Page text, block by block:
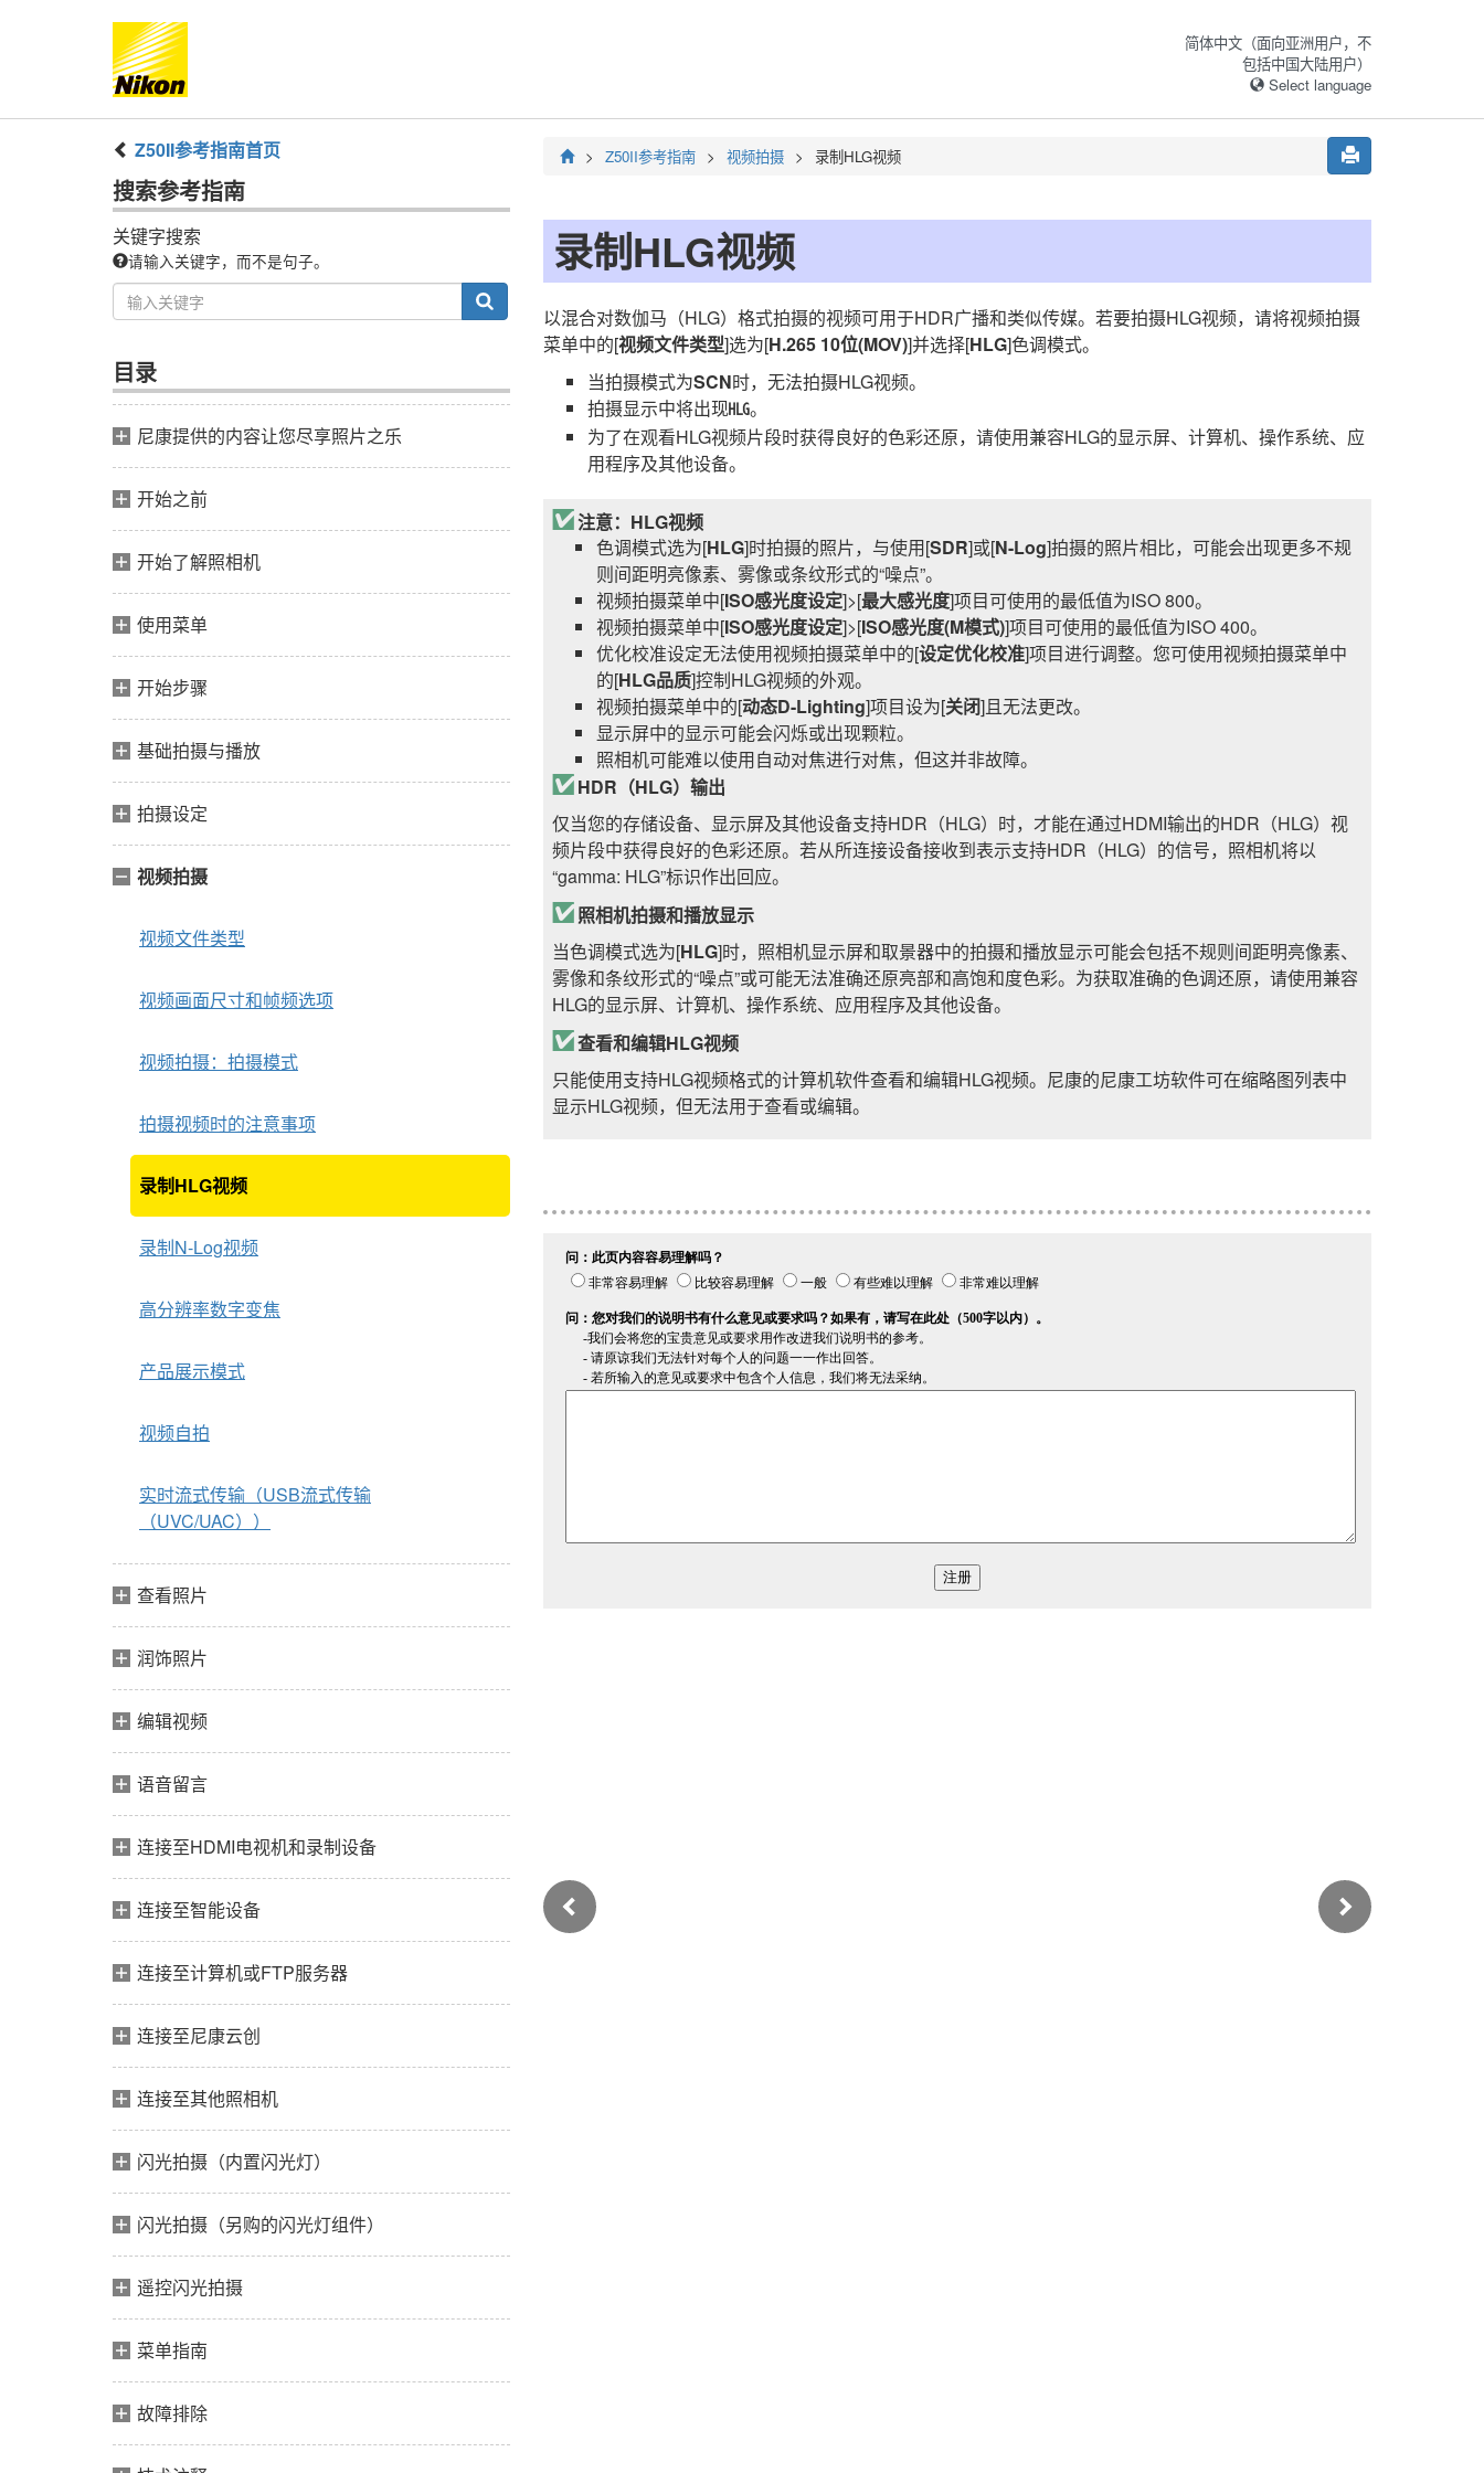
简体中文（面向亚洲用户，不
包括中国大陆用户）
Select language
Z50II参考指南首页
搜索参考指南
关键字搜索
请输入关键字，而不是句子。
目录
尼康提供的内容让您尽享照片之乐
开始之前
开始了解照相机
使用菜单
开始步骤
基础拍摄与播放
拍摄设定
视频拍摄
视频文件类型
视频画面尺寸和帧频选项
视频拍摄：拍摄模式
拍摄视频时的注意事项
录制HLG视频
录制N-Log视频
高分辨率数字变焦
产品展示模式
视频自拍
实时流式传输（USB流式传输
（UVC/UAC））
查看照片
润饰照片
编辑视频
语音留言
连接至HDMI电视机和录制设备
连接至智能设备
连接至计算机或FTP服务器
连接至尼康云创
连接至其他照相机
闪光拍摄（内置闪光灯）
闪光拍摄（另购的闪光灯组件）
遥控闪光拍摄
菜单指南
故障排除
Z50II参考指南 视频拍摄 录制HLG视频
录制HLG视频
以混合对数伽马（HLG）格式拍摄的视频可用于HDR广播和类似传媒。若要拍摄HLG视频，请将视频拍摄
菜单中的[视频文件类型]选为[H.265 10位(MOV)]并选择[HLG]色调模式。
当拍摄模式为SCN时，无法拍摄HLG视频。
拍摄显示中将出现k。
为了在观看HLG视频片段时获得良好的色彩还原，请使用兼容HLG的显示屏、计算机、操作系统、应
用程序及其他设备。
注意：HLG视频
色调模式选为[HLG]时拍摄的照片，与使用[SDR]或[N-Log]拍摄的照片相比，可能会出现更多不规
则间距明亮像素、雾像或条纹形式的“噪点”。
视频拍摄菜单中[ISO感光度设定]>[最大感光度]项目可使用的最低值为ISO 800。
视频拍摄菜单中[ISO感光度设定]>[ISO感光度(M模式)]项目可使用的最低值为ISO 400。
优化校准设定无法使用视频拍摄菜单中的[设定优化校准]项目进行调整。您可使用视频拍摄菜单中
的[HLG品质]控制HLG视频的外观。
视频拍摄菜单中的[动态D-Lighting]项目设为[关闭]且无法更改。
显示屏中的显示可能会闪烁或出现颗粒。
照相机可能难以使用自动对焦进行对焦，但这并非故障。
HDR（HLG）输出
仅当您的存储设备、显示屏及其他设备支持HDR（HLG）时，才能在通过HDMI输出的HDR（HLG）视
频片段中获得良好的色彩还原。若从所连接设备接收到表示支持HDR（HLG）的信号，照相机将以
“gamma: HLG”标识作出回应。
照相机拍摄和播放显示
当色调模式选为[HLG]时，照相机显示屏和取景器中的拍摄和播放显示可能会包括不规则间距明亮像素、
雾像和条纹形式的“噪点”或可能无法准确还原亮部和高饱和度色彩。为获取准确的色调还原，请使用兼容
HLG的显示屏、计算机、操作系统、应用程序及其他设备。
查看和编辑HLG视频
只能使用支持HLG视频格式的计算机软件查看和编辑HLG视频。尼康的尼康工坊软件可在缩略图列表中
显示HLG视频，但无法用于查看或编辑。